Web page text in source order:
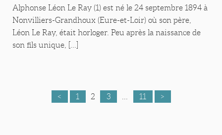
Alphonse Léon Le Ray (1) est né le 24 septembre 1894 à
Nonvilliers-Grandhoux (Eure-et-Loir) où son père,
Léon Le Ray, était horloger. Peu après la naissance de
son fils unique, [...]
< 1 2 3 11 >